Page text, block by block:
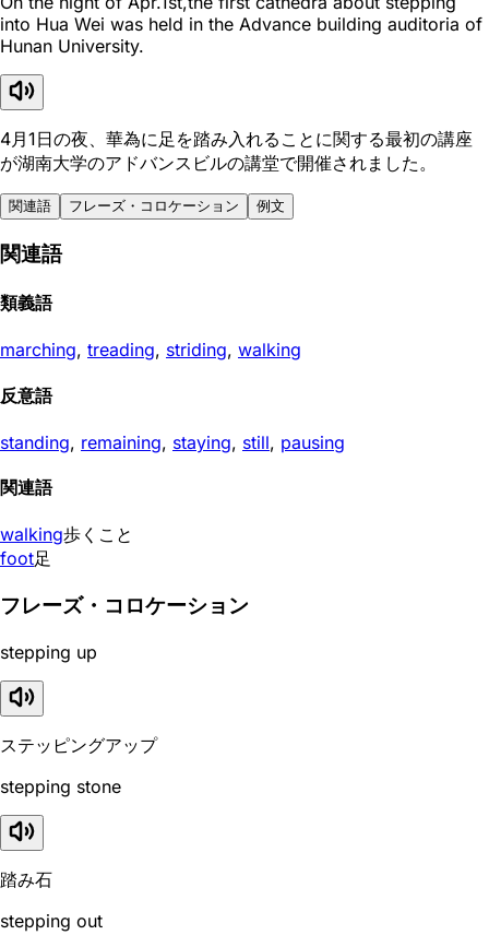
into Hua Wei was held in the Advance building auditoria of
Hunan University.
4月1日の夜、華為に足を踏み入れることに関する最初の講座
が湖南大学のアドバンスビルの講堂で開催されました。
関連語 フレーズ・コロケーション 例文
関連語
類義語
marching, treading, striding, walking
反意語
standing, remaining, staying, still, pausing
関連語
walking歩くこと
foot足
フレーズ・コロケーション
stepping up
ステッピングアップ
stepping stone
踏み石
stepping out